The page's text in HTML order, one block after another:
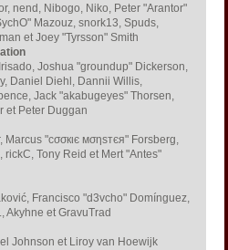
nend, Nibogo, Niko, Peter "Arantor"
Mazouz, snork13, Spuds,
et Joey "Tyrsson" Smith
Joshua "groundup" Dickerson,
Daniel Diehl, Dannii Willis,
Jack "akabugeyes" Thorsen,
et Peter Duggan
"cσσкιє мσηѕтєя" Forsberg,
rickC, Tony Reid et Mert "Antes"
Francisco "d3vcho" Domínguez,
Akyhne et GravuTrad
Johnson et Liroy van Hoewijk